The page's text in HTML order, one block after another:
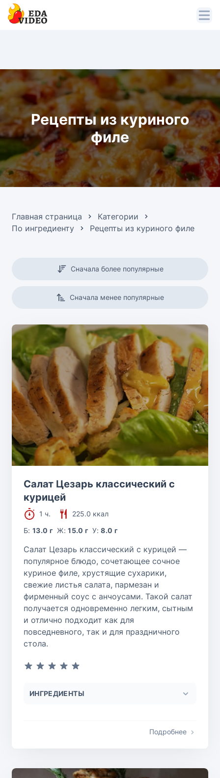
Рецепты из куриного
филе
Главная страница
Категории
По ингредиенту
Рецепты из куриного филе
Сначала более популярные
Сначала менее популярные
Салат Цезарь классический с
курицей
1 ч.
225.0 ккал
Б:13.0 г Ж:15.0 г У:8.0 г
Салат Цезарь классический с курицей —
популярное блюдо, сочетающее сочное
куриное филе, хрустящие сухарики,
свежие листья салата, пармезан и
фирменный соус с анчоусами. Такой салат
получается одновременно легким, сытным
и отлично подходит как для
повседневного, так и для праздничного
стола.
ИНГРЕДИЕНТЫ
Подробнее